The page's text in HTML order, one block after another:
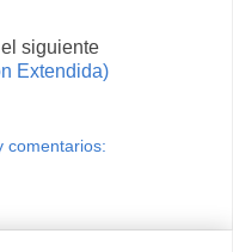
siguiente
Extendida)
comentarios: